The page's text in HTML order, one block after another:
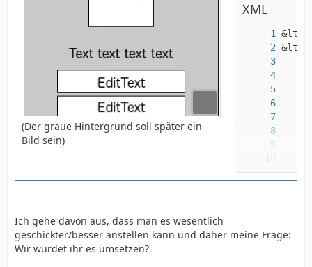
(Der graue Hintergrund soll später ein
Bild sein)
XML
Ich gehe davon aus, dass man es wesentlich
geschickter/besser anstellen kann und daher meine Frage:
Wir würdet ihr es umsetzen?